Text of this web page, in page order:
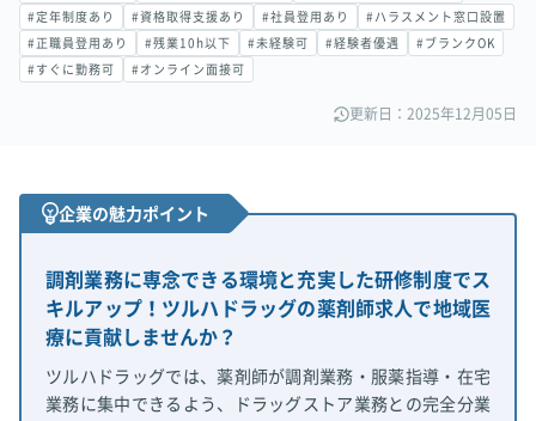
#定年制度あり #資格取得支援あり #社員登用あり #ハラスメント窓口設置
#正職員登用あり #残業10h以下 #未経験可 #経験者優遇 #ブランクOK
#すぐに勤務可 #オンライン面接可
更新日：2025年12月05日
企業の魅力ポイント
調剤業務に専念できる環境と充実した研修制度でス
キルアップ！ツルハドラッグの薬剤師求人で地域医
療に貢献しませんか？
ツルハドラッグでは、薬剤師が調剤業務・服薬指導・在宅
業務に集中できるよう、ドラッグストア業務との完全分業